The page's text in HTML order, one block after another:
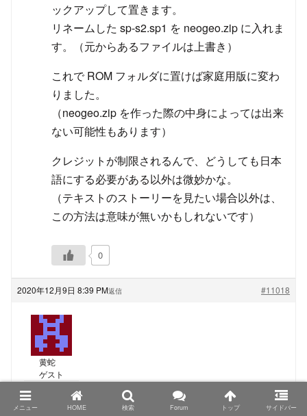
ックアップして置きます。
リネームした sp-s2.sp1 を neogeo.zip に入れま
す。（元からあるファイルは上書き）
これで ROM フォルダに置けば家庭用版に変わ
りました。
（neogeo.zip を作った際の中身によっては出来
ない可能性もあります）
クレジットが制限されるんで、どうしても日本
語にする必要がある以外は微妙かな。
（テキストのストーリーを見たい場合以外は、
この方法は意味が無いかもしれないです）
0
2020年12月9日 8:39 PM #11018
返信
黄蛇
ゲスト
TRIMUI Model S、PowKiddyさん名義の物もシタンさ
メニュー HOME 検索 Forum トップ サイドバー